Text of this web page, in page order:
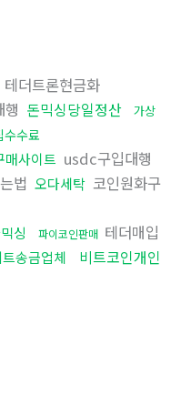
테더트론현금화
행 돈믹싱당일정산
가상
수수료
매사이트 usdc구입대행
법 오다세탁 코인원화구
싱 파이코인판매 테더매입
트송금업체
비트코인개인